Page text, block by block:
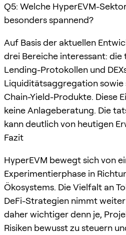
Q5: Welche HyperEVM-
besonders spannend?
Auf Basis der aktuellen
drei Bereiche interessant:
Lending-Protokollen und
Liquiditätsaggregation
Chain-Yield-Produkte. Diese
keine Anlageberatung. Die
kann deutlich von heutigen
Fazit
HyperEVM bewegt sich von
Experimentierphase in
Ökosystems. Die Vielfalt an
DeFi-Strategien nimmt
daher wichtiger denn je,
Risiken bewusst zu steuern